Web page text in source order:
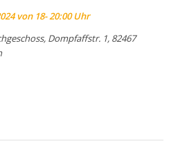
von 18- 20:00 Uhr
Dompfaffstr. 1, 82467